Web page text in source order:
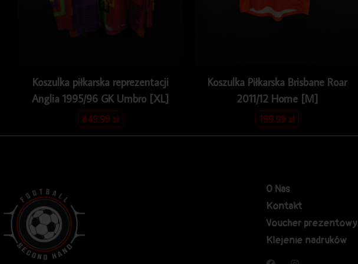
Koszulka piłkarska reprezentacji
Anglia 1995/96 GK Umbro [XL]
849.99zł
Koszulka Piłkarska Brisbane Roar
2011/12 Home [M]
199.99zł
O Nas
Kontakt
Voucher prezentowy
Klejenie nadruków